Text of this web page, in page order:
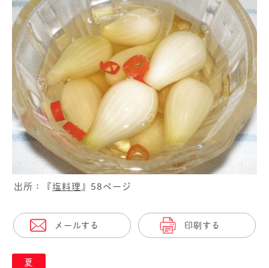
出所：『塩料理 』58ページ
メールする 印刷する
夏